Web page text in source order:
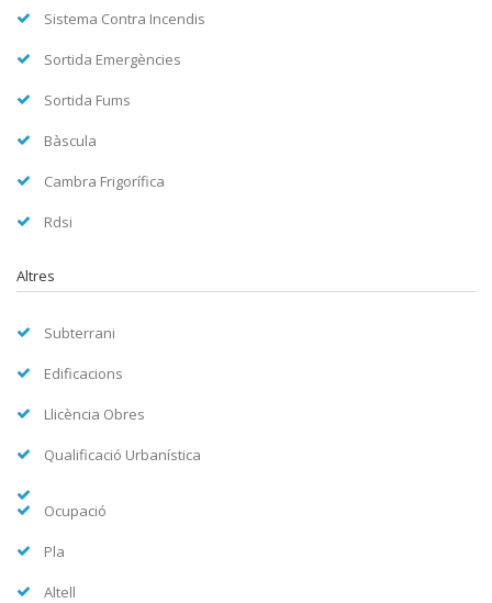
Sistema Contra Incendis
Sortida Emergències
Sortida Fums
Bàscula
Cambra Frigorífica
Rdsi
Altres
Subterrani
Edificacions
Llicència Obres
Qualificació Urbanística
Ocupació
Pla
Altell